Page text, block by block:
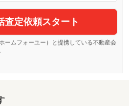
査定依頼スタート
ームフォーユー）と提携している不動産会